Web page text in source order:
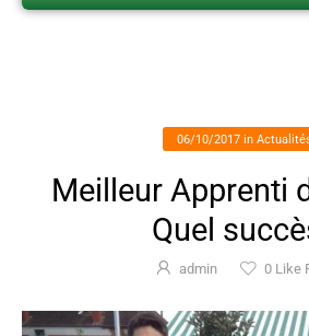
06/10/2017 in
Meilleur Apprenti
Quel
admin 0Like